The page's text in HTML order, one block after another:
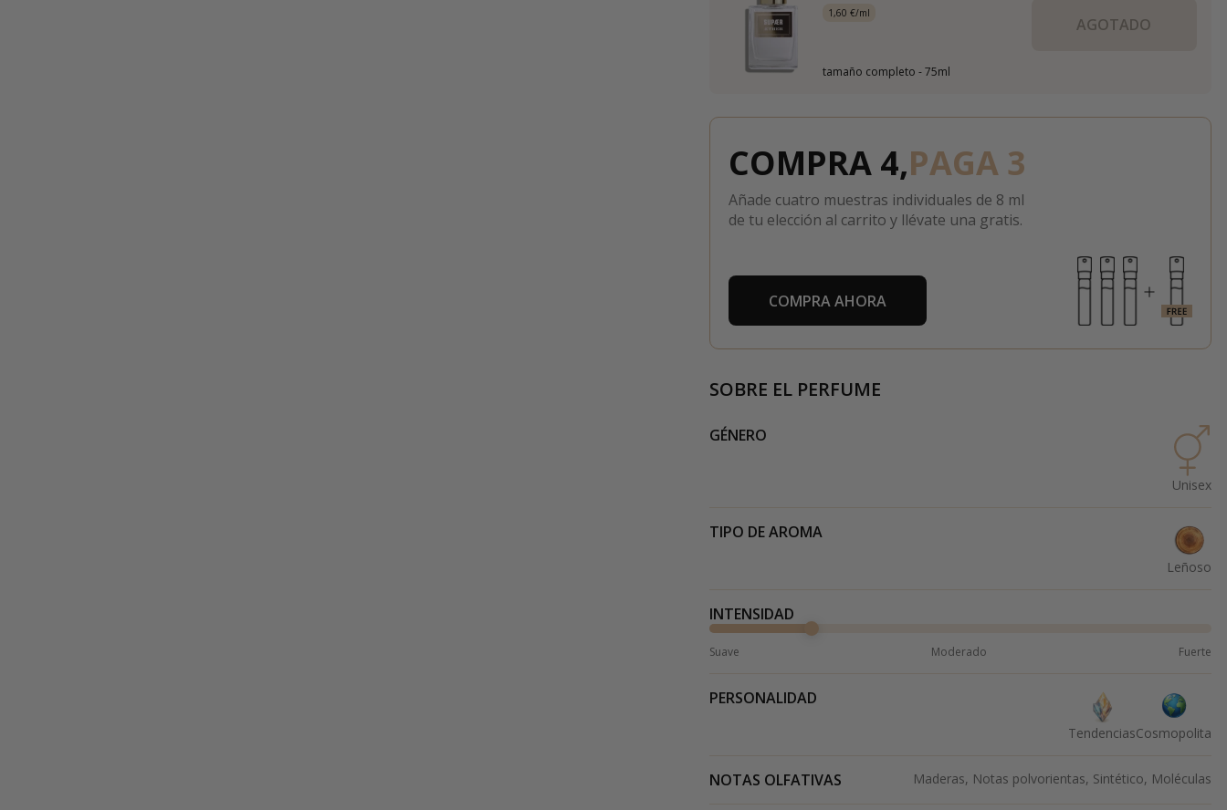
1,60 €/ml
tamaño completo - 75ml
AGOTADO
COMPRA 4,PAGA 3
Añade cuatro muestras individuales de 8 ml
de tu elección al carrito y llévate una gratis.
COMPRA AHORA
SOBRE EL PERFUME
GÉNERO
Unisex
TIPO DE AROMA
Leñoso
INTENSIDAD
Suave Moderado Fuerte
PERSONALIDAD
TendenciasCosmopolita
NOTAS OLFATIVAS Maderas, Notas polvorientas, Sintético, Moléculas